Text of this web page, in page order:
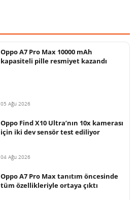
Oppo A7 Pro Max 10000 mAh
kapasiteli pille resmiyet kazandı
05 Ağu 2026
Oppo Find X10 Ultra’nın 10x kamerası
için iki dev sensör test ediliyor
04 Ağu 2026
Oppo A7 Pro Max tanıtım öncesinde
tüm özellikleriyle ortaya çıktı